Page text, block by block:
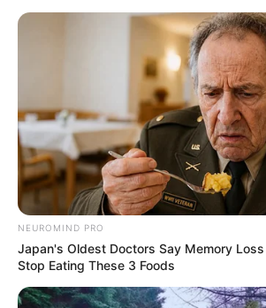
NEUROMIND PRO
Japan's Oldest Doctors Say Memory
Stop Eating These 3 Foods